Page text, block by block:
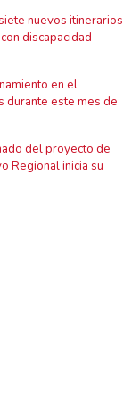
nuevos itinerarios
discapacidad
en el
durante este mes de
del proyecto de
Regional inicia su